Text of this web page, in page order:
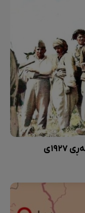
چارەنووسی شێخ مەحموود پاش شەڕی ١٩٢٧ی